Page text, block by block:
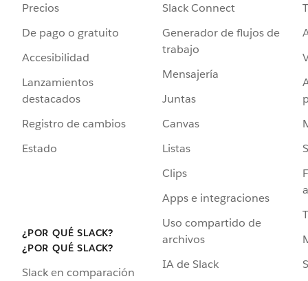
Precios
De pago o gratuito
Accesibilidad
Lanzamientos
destacados
Registro de cambios
Estado
¿POR QUÉ SLACK?
¿POR QUÉ SLACK?
Slack en comparación
Slack Connect
Generador de flujos de
trabajo
Mensajería
Juntas
Canvas
Listas
Clips
Apps e integraciones
Uso compartido de
archivos
IA de Slack